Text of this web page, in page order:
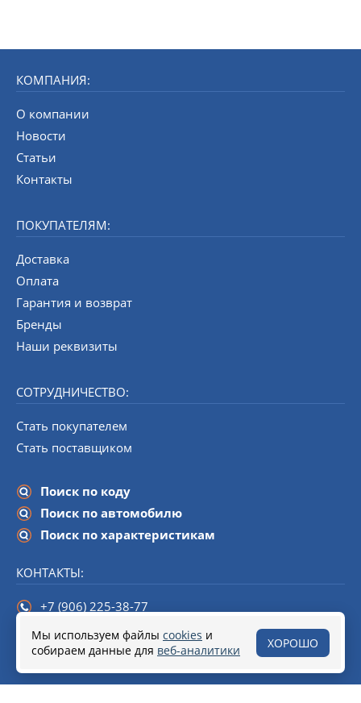
СОТРУДНИЧЕСТВО:
Стать покупателем
Стать поставщиком
Поиск по коду
Поиск по автомобилю
Поиск по характеристикам
КОМПАНИЯ:
О компании
Новости
Статьи
Контакты
ПОКУПАТЕЛЯМ:
Доставка
Оплата
Гарантия и возврат
Бренды
Наши реквизиты
КОНТАКТЫ:
+7 (906) 225-38-77
info@startline-spb.ru
190020,Санкт-Петербург, набережная Обводного канала,
Мы используем файлы cookies и
собираем данные для веб-аналитики ХОРОШО